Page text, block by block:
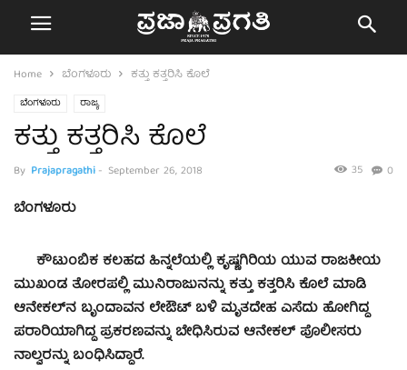
Home ಬೆಂಗಳೂರು ಕತ್ತು ಕತ್ತರಿಸಿ ಕೊಲೆ
ಬೆಂಗಳೂರು ರಾಜ್ಯ
ಕತ್ತು ಕತ್ತರಿಸಿ ಕೊಲೆ
By Prajapragathi- September 26, 2018 0
35
ಬೆಂಗಳೂರು
ಕೌಟುಂಬಿಕ ಕಲಹದ ಹಿನ್ನಲೆಯಲ್ಲಿ ಕೃಷ್ಣಗಿರಿಯ ಯುವ ರಾಜಕೀಯ
ಮುಖಂಡ ತೋರಪಲ್ಲಿ ಮುನಿರಾಜುನನ್ನು ಕತ್ತು ಕತ್ತರಿಸಿ ಕೊಲೆ ಮಾಡಿ
ಆನೇಕಲ್‍ನ ಬೃಂದಾವನ ಲೇಔಟ್ ಬಳಿ ಮೃತದೇಹ ಎಸೆದು ಹೋಗಿದ್ದ
ಪರಾರಿಯಾಗಿದ್ದ ಪ್ರಕರಣವನ್ನು ಬೇಧಿಸಿರುವ ಆನೇಕಲ್ ಪೊಲೀಸರು
ನಾಲ್ವರನ್ನು ಬಂಧಿಸಿದ್ದಾರೆ.